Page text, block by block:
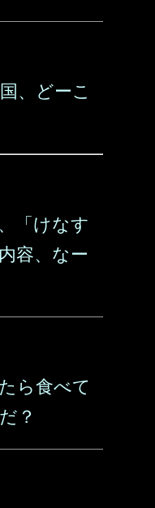
、どーこ
「けなす
容、なー
ら食べて
？